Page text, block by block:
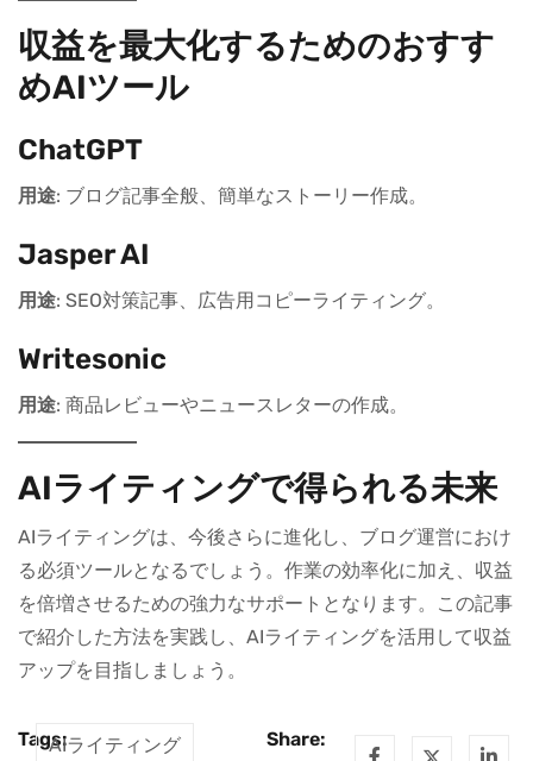
収益を最大化するためのおすす
めAIツール
ChatGPT
用途: ブログ記事全般、簡単なストーリー作成。
Jasper AI
用途: SEO対策記事、広告用コピーライティング。
Writesonic
用途: 商品レビューやニュースレターの作成。
AIライティングで得られる未来
AIライティングは、今後さらに進化し、ブログ運営におけ
る必須ツールとなるでしょう。作業の効率化に加え、収益
を倍増させるための強力なサポートとなります。この記事
で紹介した方法を実践し、AIライティングを活用して収益
アップを目指しましょう。
Tags:AIライティング Share: